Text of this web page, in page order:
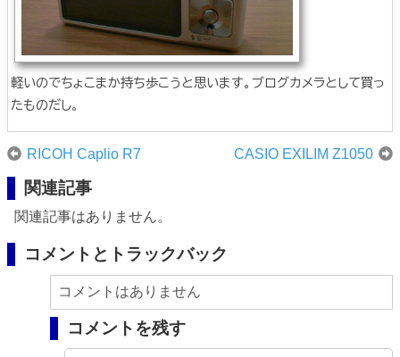
軽いのでちょこまか持ち歩こうと思います。ブログカメラとして買っ
たものだし。
RICOH Caplio R7 CASIO EXILIM Z1050
関連記事
関連記事はありません。
コメントとトラックバック
コメントはありません
コメントを残す